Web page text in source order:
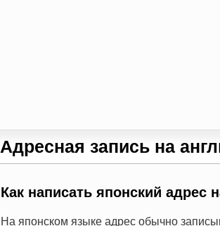
Адресная запись на
Как написать японский адрес
На японском языке адрес обычно